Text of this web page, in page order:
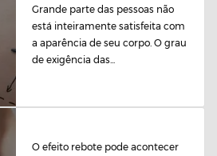
Grande parte das pessoas não
está inteiramente satisfeita com
a aparência de seu corpo. O grau
de exigência das...
O efeito rebote pode acontecer